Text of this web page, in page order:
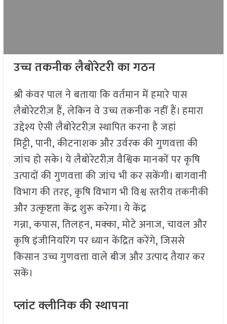
उच्च तकनीक लैबोरेटरी का गठन
श्री कंवर पाल ने बताया कि वर्तमान में हमारे पास
लैबोरेटरीज़ हैं, लेकिन वे उच्च तकनीक नहीं हैं। हमारा
उद्देश्य ऐसी लैबोरेटरीज़ स्थापित करना है जहां
मिट्टी, पानी, कीटनाशक और उर्वरक की गुणवत्ता की
जांच हो सके। ये लैबोरेटरीज़ वैश्विक मानकों पर कृषि
उत्पादों की गुणवत्ता की जांच भी कर सकेंगी। बागवानी
विभाग की तरह, कृषि विभाग भी विश्व स्तरीय तकनीकी
और उत्कृष्टता केंद्र शुरू करेगा। ये केंद्र
गन्ना, कपास, तिलहन, मक्का, मोटे अनाज, चावल और
कृषि इंजीनियरिंग पर ध्यान केंद्रित करेंगे, जिससे
किसान उच्च गुणवत्ता वाले बीज और उत्पाद तैयार कर
सकें।
प्लांट क्लीनिक की स्थापना